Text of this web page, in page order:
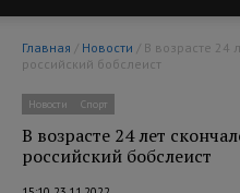
Главная / Новости
российский бобслеист
Новости Спорт
В возрасте 24 лет
российский бобслеист